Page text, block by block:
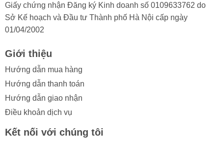
3. Khi nào nên độ vỏ iPhone 11 lên
- Muốn thay đổi diện mạo cho iPhone 11: Nếu bạn
mong muốn thay đổi đáng kể vẻ ngoài của iPhone 11,
độ vỏ lên iPhone 15 Pro là một lựa chọn tuyệt vời. Việc
này sẽ mang đến cho thiết bị của bạn một diện mạo
hoàn toàn mới, đẳng cấp và hiện đại, giúp làm mới trải
nghiệm sử dụng.
- Không có đủ kinh phí để mua iPhone 15 Pro: Để sở
Giấy chứng nhận Đăng ký Kinh doanh số 0109633762 do
Sở Kế hoạch và Đầu tư Thành phố Hà Nội cấp ngày
01/04/2002
Giới thiệu
Hướng dẫn mua hàng
Hướng dẫn thanh toán
Hướng dẫn giao nhận
Điều khoản dịch vụ
Kết nối với chúng tôi